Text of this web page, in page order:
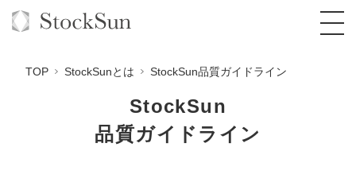
オーダーメイド支援
TOP StockSunとは StockSun品質ガイドライン
StockSun
品質ガイドライン